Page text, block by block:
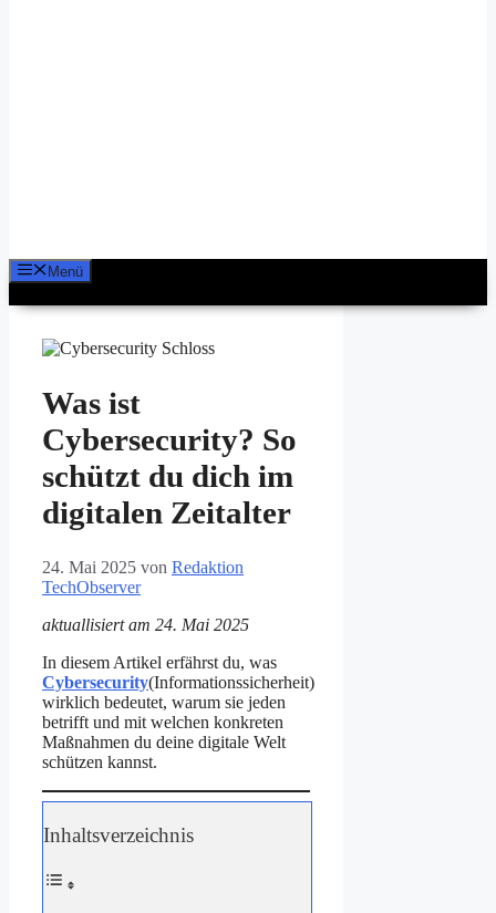
Menü
Was ist
Cybersecurity? So
schützt du dich im
digitalen Zeitalter
24. Mai 2025 von Redaktion
TechObserver
aktuallisiert am 24. Mai 2025
In diesem Artikel erfährst du, was
Cybersecurity(Informationssicherheit)
wirklich bedeutet, warum sie jeden
betrifft und mit welchen konkreten
Maßnahmen du deine digitale Welt
schützen kannst.
Inhaltsverzeichnis